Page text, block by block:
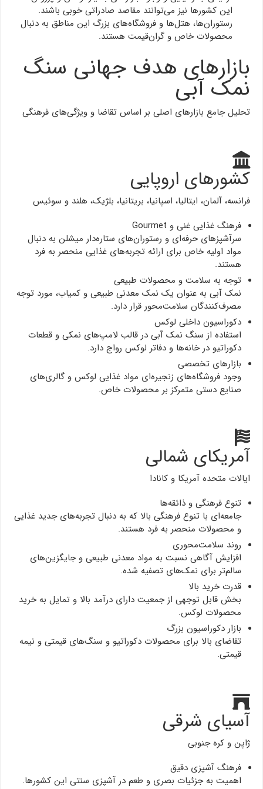
این کشورها نیز می‌توانند مقاصد صادراتی خوبی باشند.
رستوران‌ها، هتل‌ها و فروشگاه‌های بزرگ این مناطق به دنبال
محصولات خاص و گران‌قیمت هستند.
بازارهای هدف جهانی سنگ
نمک آبی
تحلیل جامع بازارهای اصلی بر اساس تقاضا و ویژگی‌های فرهنگی
کشورهای اروپایی
فرانسه، آلمان، ایتالیا، اسپانیا، بریتانیا، بلژیک، هلند و سوئیس
فرهنگ غذایی غنی و Gourmet
سرآشپزهای حرفه‌ای و رستوران‌های ستاره‌دار میشلن به دنبال
مواد اولیه خاص برای ارائه تجربه‌های غذایی منحصر به فرد
هستند.
توجه به سلامت و محصولات طبیعی
نمک آبی به عنوان یک نمک معدنی طبیعی و کمیاب، مورد توجه
مصرف‌کنندگان سلامت‌محور قرار دارد.
دکوراسیون داخلی لوکس
استفاده از سنگ نمک آبی در قالب لامپ‌های نمکی و قطعات
دکوراتیو در خانه‌ها و دفاتر لوکس رواج دارد.
بازارهای تخصصی
وجود فروشگاه‌های زنجیره‌ای مواد غذایی لوکس و گالری‌های
صنایع دستی متمرکز بر محصولات خاص.
آمریکای شمالی
ایالات متحده آمریکا و کانادا
تنوع فرهنگی و ذائقه‌ها
جامعه‌ای با تنوع فرهنگی بالا که به دنبال تجربه‌های جدید غذایی
و محصولات منحصر به فرد هستند.
روند سلامت‌محوری
افزایش آگاهی نسبت به مواد معدنی طبیعی و جایگزین‌های
سالم‌تر برای نمک‌های تصفیه شده.
قدرت خرید بالا
بخش قابل توجهی از جمعیت دارای درآمد بالا و تمایل به خرید
محصولات لوکس.
بازار دکوراسیون بزرگ
تقاضای بالا برای محصولات دکوراتیو و سنگ‌های قیمتی و نیمه
قیمتی.
آسیای شرقی
ژاپن و کره جنوبی
فرهنگ آشپزی دقیق
اهمیت به جزئیات بصری و طعم در آشپزی سنتی این کشورها.